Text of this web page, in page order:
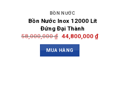
BỒN NƯỚC
Bồn Nước Inox 12000 Lít
Đứng Đại Thành
58,000,000₫ 44,800,000 ₫
MUA HÀNG